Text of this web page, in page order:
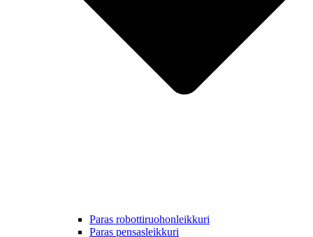
Paras robottiruohonleikkuri
Paras pensasleikkuri